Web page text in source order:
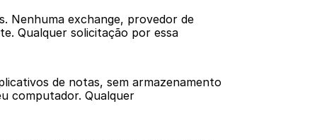
Nenhuma exchange, provedor de
Qualquer solicitação por essa
de notas, sem armazenamento
computador. Qualquer